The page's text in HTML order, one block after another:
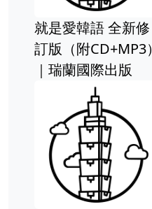
就是愛韓語 全新修
訂版（附CD+MP3）
｜瑞蘭國際出版